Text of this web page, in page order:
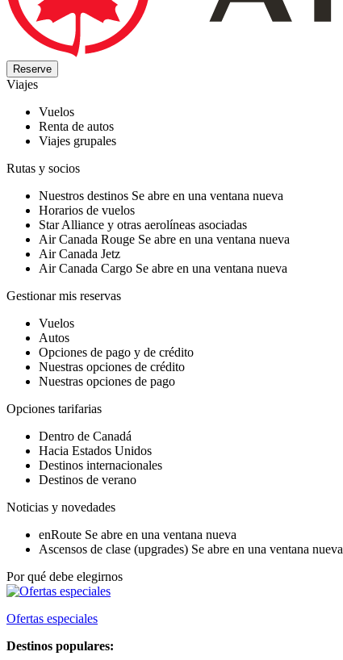
Reserve
Viajes
Vuelos
Renta de autos
Viajes grupales
Rutas y socios
Nuestros destinos Se abre en una ventana nueva
Horarios de vuelos
Star Alliance y otras aerolíneas asociadas
Air Canada Rouge Se abre en una ventana nueva
Air Canada Jetz
Air Canada Cargo Se abre en una ventana nueva
Gestionar mis reservas
Vuelos
Autos
Opciones de pago y de crédito
Nuestras opciones de crédito
Nuestras opciones de pago
Opciones tarifarias
Dentro de Canadá
Hacia Estados Unidos
Destinos internacionales
Destinos de verano
Noticias y novedades
enRoute Se abre en una ventana nueva
Ascensos de clase (upgrades) Se abre en una ventana nueva
Por qué debe elegirnos
Ofertas especiales
Destinos populares: